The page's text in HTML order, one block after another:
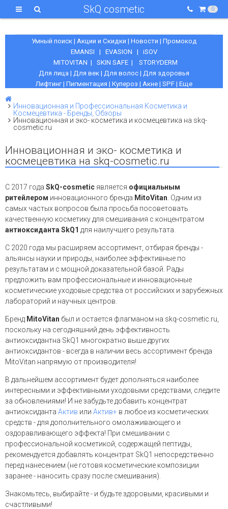
SkQ cosmetic 0
Умный поиск| Акции и Скидки | Новости | Промокод
EMANSI | EVASION | iSOV
MITOVITAN | SKIN SAFE | STORYDERM
Для лица | Для век | Для волос | Для здоровья
Лифтинг| Пигментация | Купероз | Акне | SPF | Еще
Инновационная и Профессиональная Косметика и
Космецевтика - Бренды, Обзоры
Инновационная и эко- косметика и космецевтика на skq-
cosmetic.ru
Инновационная и эко- косметика и
космецевтика на skq-cosmetic.ru
С 2017 года SkQ-cosmetic является официальным
ритейлером инновационного бренда MitoVitan . Одним из
самых частых вопросов была просьба посоветовать
качественную косметику для смешивания с концентратом
антиоксиданта SkQ1 для наилучшего результата.
С 2020 года мы расширяем ассортимент, отбирая бренды -
альянсы науки и природы, наиболее эффективные по
результатам и с мощной доказательной базой. Рады
предложить вам профессиональные и инновационные
косметические уходовые средства от российских и зарубежных
лабораторий и научных центров.
Бренд MitoVitan был и остается флагманом на skq-cosmetic.ru,
поскольку на сегодняшний день эффективность
антиоксидантна SkQ1 многократно выше других
антиоксидантов - всегда в наличии весь ассортимент бренда
MitoVitan напрямую от производителя!
В дальнейшем ассортимент будет дополняться наиболее
интересными и эффективными уходовыми средствами, следите
за обновлениями! И не забудьте добавить концентрат
антиоксиданта Актив или Актив+ в любое из косметических
средств - для дополнительного омолаживающего и
оздоравливающего эффекта! При смешивании с
профессиональной косметикой, содержащей пептиды,
рекомендуется добавлять концентрат SkQ1 непосредственно
перед нанесением (не готовя косметические композиции
заранее - наносить сразу после смешивания).
Знакомьтесь, выбирайте - и будьте здоровыми, красивыми и
счастливыми!